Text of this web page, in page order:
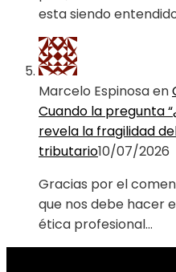
esta siendo
Marcelo Espinosaen
Cuando la pregunta
revela la fragilidad
tributario10/07/2026
Gracias por el
que nos debe hacer
ética profesional…